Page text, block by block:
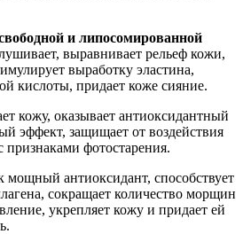
и липосомированной
выравнивает рельеф кожи,
выработку эластина,
кислоты, придает коже сияние.
кожу, оказывает антиоксидантный
эффект, защищает от воздействия
признаками фотостарения.
мощный антиоксидант, способствует
сокращает количество морщин
укрепляет кожу и придает ей